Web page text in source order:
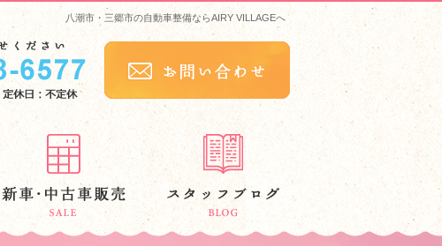
八潮市・三郷市の自動車整備ならAIRY VILLAGEへ